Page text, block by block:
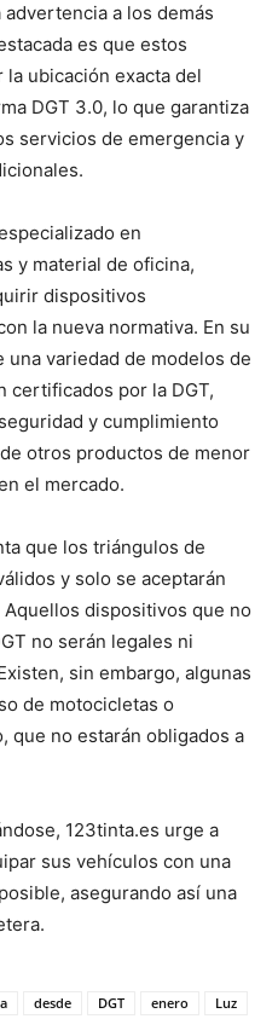
a los demás
es que estos
ubicación exacta del
DGT 3.0, lo que garantiza
servicios de emergencia y
en
y material de oficina,
dispositivos
la nueva normativa. En su
una variedad de modelos de
certificados por la DGT,
y cumplimiento
otros productos de menor
el mercado.
que los triángulos de
y solo se aceptarán
Aquellos dispositivos que no
no serán legales ni
sin embargo, algunas
de motocicletas o
que no estarán obligados a
123tinta.es urge a
sus vehículos con una
asegurando así una
desde DGT enero
Luz